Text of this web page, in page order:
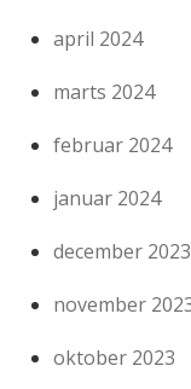
april 2024
marts 2024
februar 2024
januar 2024
december 2023
november
oktober 2023